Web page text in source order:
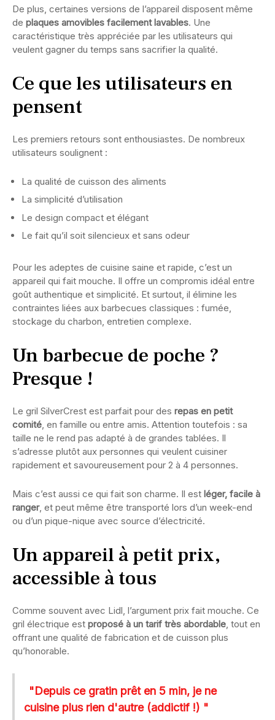
De plus, certaines versions de l’appareil disposent même
de plaques amovibles facilement lavables. Une
caractéristique très appréciée par les utilisateurs qui
veulent gagner du temps sans sacrifier la qualité.
Ce que les utilisateurs en
pensent
Les premiers retours sont enthousiastes. De nombreux
utilisateurs soulignent :
La qualité de cuisson des aliments
La simplicité d’utilisation
Le design compact et élégant
Le fait qu’il soit silencieux et sans odeur
Pour les adeptes de cuisine saine et rapide, c’est un
appareil qui fait mouche. Il offre un compromis idéal entre
goût authentique et simplicité. Et surtout, il élimine les
contraintes liées aux barbecues classiques : fumée,
stockage du charbon, entretien complexe.
Un barbecue de poche ?
Presque !
Le gril SilverCrest est parfait pour des repas en petit
comité, en famille ou entre amis. Attention toutefois : sa
taille ne le rend pas adapté à de grandes tablées. Il
s’adresse plutôt aux personnes qui veulent cuisiner
rapidement et savoureusement pour 2 à 4 personnes.
Mais c’est aussi ce qui fait son charme. Il est léger, facile à
ranger, et peut même être transporté lors d’un week-end
ou d’un pique-nique avec source d’électricité.
Un appareil à petit prix,
accessible à tous
Comme souvent avec Lidl, l’argument prix fait mouche. Ce
gril électrique est proposé à un tarif très abordable, tout en
offrant une qualité de fabrication et de cuisson plus
qu’honorable.
"Depuis ce gratin prêt en 5 min, je ne
cuisine plus rien d'autre (addictif !) "